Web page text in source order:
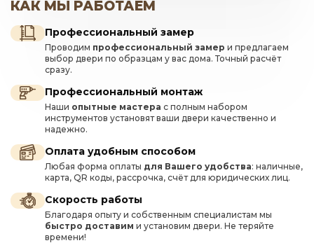
КАК МЫ РАБОТАЕМ
Профессиональный замер
Проводим профессиональный замер и предлагаем
выбор двери по образцам у вас дома. Точный расчёт
сразу.
Профессиональный монтаж
Наши опытные мастера с полным набором
инструментов установят ваши двери качественно и
надежно.
Оплата удобным способом
Любая форма оплаты для Вашего удобства: наличные,
карта, QR коды, рассрочка, счёт для юридических лиц.
Скорость работы
Благодаря опыту и собственным специалистам мы
быстро доставим и установим двери. Не теряйте
времени!